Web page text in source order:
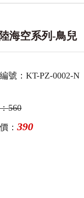
海空系列-鳥兒
號：KT-PZ-0002-N
560
：390